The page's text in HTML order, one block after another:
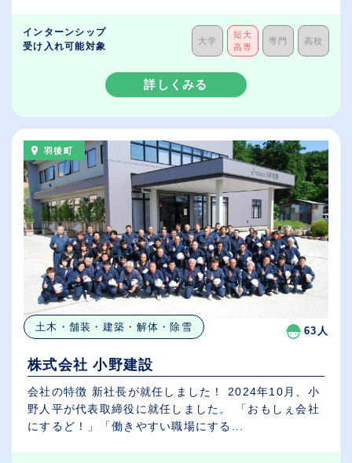
インターンシップ
受け入れ可能対象
大学
短大
高専
専門 高校
詳しくみる
羽後町
土木・舗装・建築・解体・除雪 63人
株式会社 小野建設
会社の特徴 新社長が就任しました！ 2024年10月、小
野人平が代表取締役に就任しました。 「おもしぇ会社
にするど！」「働きやすい職場にする...